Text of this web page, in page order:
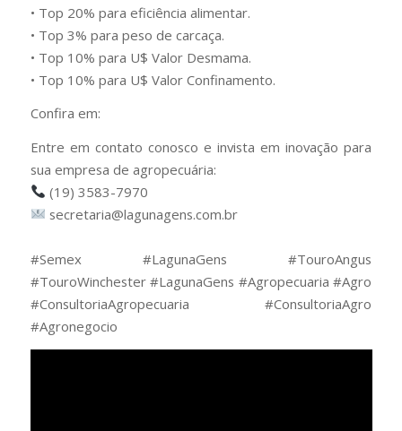
• Top 20% para eficiência alimentar.
• Top 3% para peso de carcaça.
• Top 10% para U$ Valor Desmama.
• Top 10% para U$ Valor Confinamento.
Confira em:
Entre em contato conosco e invista em inovação para
sua empresa de agropecuária:
(19) 3583-7970
secretaria@lagunagens.com.br
#Semex #LagunaGens #TouroAngus
#TouroWinchester #LagunaGens #Agropecuaria #Agro
#ConsultoriaAgropecuaria #ConsultoriaAgro
#Agronegocio